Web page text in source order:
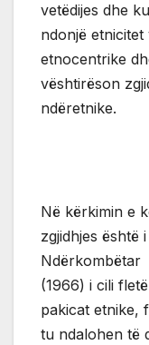
vetëdijes dhe
ndonjë
etnocentrike
vështirëson
ndëretnike.
Në kërkimin e
zgjidhjes është
Ndërkombëtar
(1966) i cili
pakicat etnike,
tu ndalohen të